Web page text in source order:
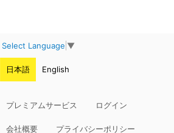
Select Language ▼
日本語 English
プレミアムサービス ログイン
会社概要 プライバシーポリシー